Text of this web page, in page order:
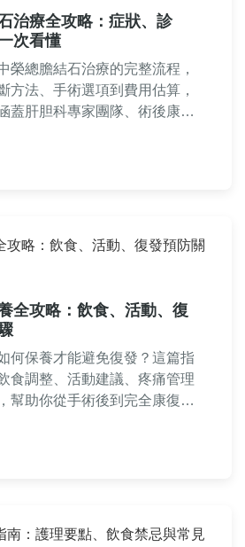
治療全攻略：症狀、診
次看懂
榮總膽結石治療的完整流程，
方法、手術選項到費用估算，
蓋肝胆科專家團隊、術後康復
全攻略：飲食、活動、復
何保養才能避免復發？這篇指
食調整、活動建議、疼痛管理
幫助你從手術後到完全康復的